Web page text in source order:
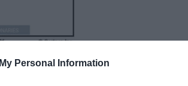
Personal Information